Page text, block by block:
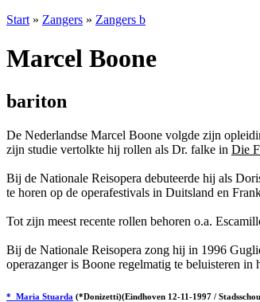
Start » Zangers » Zangers b
Marcel Boone
bariton
De Nederlandse Marcel Boone volgde zijn
zijn studie vertolkte hij rollen als Dr. falke in Die
Bij de Nationale Reisopera debuteerde hij als
te horen op de operafestivals in Duitsland en
Tot zijn meest recente rollen behoren o.a.
Bij de Nationale Reisopera zong hij in 1996
operazanger is Boone regelmatig te beluisteren in
* Maria Stuarda (*Donizetti)(Eindhoven 12-11-1997 /